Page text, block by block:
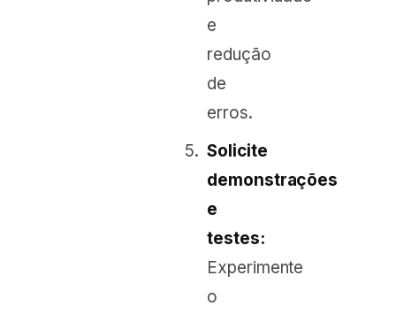
e
redução
de
erros.
Solicite
demonstrações
e
testes:
Experimente
o